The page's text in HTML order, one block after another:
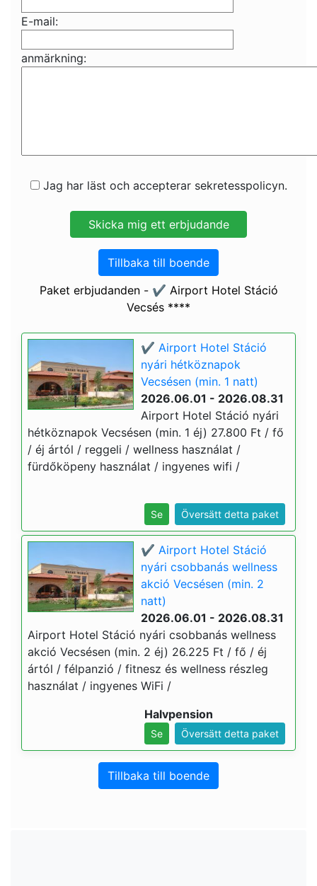
E-mail:
anmärkning:
Jag har läst och accepterar sekretesspolicyn.
Tillbaka till boende
Paket erbjudanden - ✔️ Airport Hotel Stáció
Vecsés ****
✔️ Airport Hotel Stáció
nyári hétköznapok
Vecsésen (min. 1 natt)
2026.06.01 - 2026.08.31
Airport Hotel Stáció nyári
hétköznapok Vecsésen (min. 1 éj) 27.800 Ft / fő
/ éj ártól / reggeli / wellness használat /
fürdőköpeny használat / ingyenes wifi /
Se Översätt detta paket
✔️ Airport Hotel Stáció
nyári csobbanás wellness
akció Vecsésen (min. 2
natt)
2026.06.01 - 2026.08.31
Airport Hotel Stáció nyári csobbanás wellness
akció Vecsésen (min. 2 éj) 26.225 Ft / fő / éj
ártól / félpanzió / fitnesz és wellness részleg
használat / ingyenes WiFi /
Halvpension
Se Översätt detta paket
Tillbaka till boende